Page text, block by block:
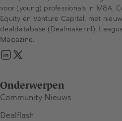
Onderwerpen
Community Nieuws
Dealflash
voor (young) professionals in M&A,
Equity en Venture Capital, met
dealdatabase (Dealmaker.nl),
Magazine.